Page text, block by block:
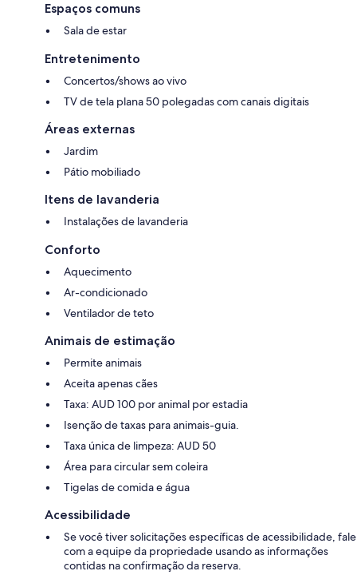
Espaços comuns
Sala de estar
Entretenimento
Concertos/shows ao vivo
TV de tela plana 50 polegadas com canais digitais
Áreas externas
Jardim
Pátio mobiliado
Itens de lavanderia
Instalações de lavanderia
Conforto
Aquecimento
Ar-condicionado
Ventilador de teto
Animais de estimação
Permite animais
Aceita apenas cães
Taxa: AUD 100 por animal por estadia
Isenção de taxas para animais-guia.
Taxa única de limpeza: AUD 50
Área para circular sem coleira
Tigelas de comida e água
Acessibilidade
Se você tiver solicitações específicas de acessibilidade, fale
com a equipe da propriedade usando as informações
contidas na confirmação da reserva.